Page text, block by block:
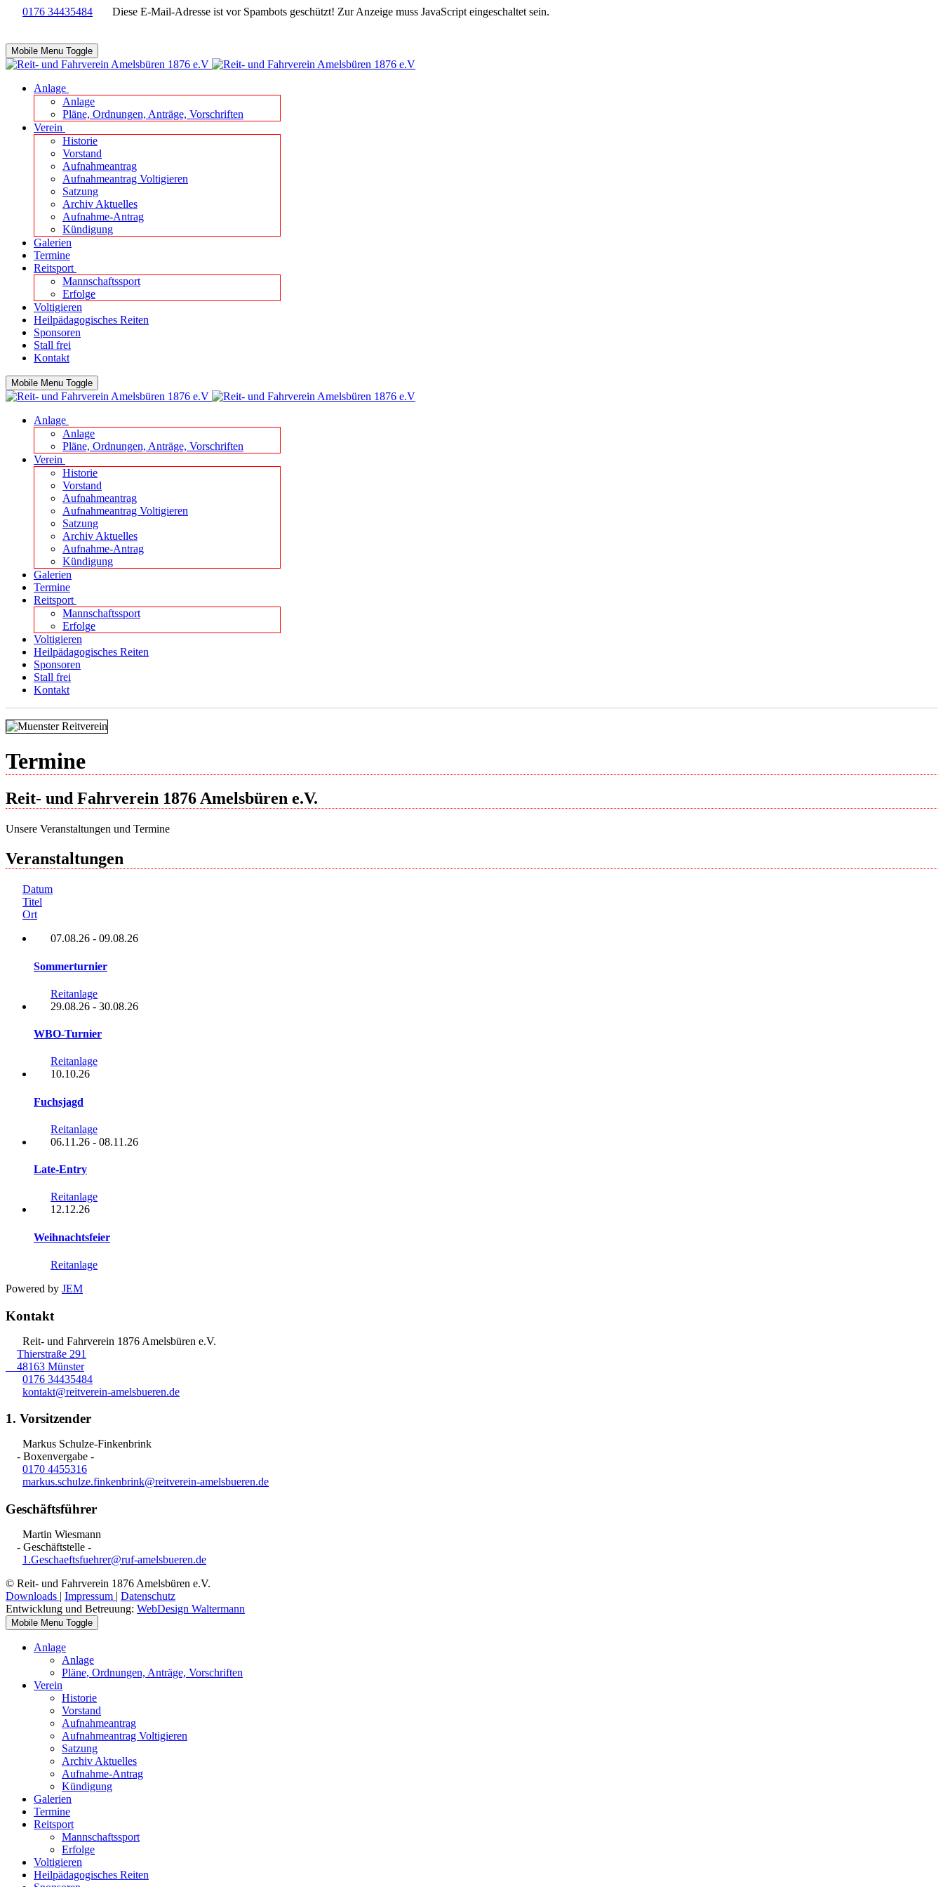
0176 34435484 Diese E-Mail-Adresse ist vor Spambots geschützt! Zur Anzeige muss JavaScript eingeschaltet sein.
Mobile Menu Toggle
Anlage
Anlage
Pläne, Ordnungen, Anträge, Vorschriften
Verein
Historie
Vorstand
Aufnahmeantrag
Aufnahmeantrag Voltigieren
Satzung
Archiv Aktuelles
Aufnahme-Antrag
Kündigung
Galerien
Termine
Reitsport
Mannschaftssport
Erfolge
Voltigieren
Heilpädagogisches Reiten
Sponsoren
Stall frei
Kontakt
Mobile Menu Toggle
Anlage
Anlage
Pläne, Ordnungen, Anträge, Vorschriften
Verein
Historie
Vorstand
Aufnahmeantrag
Aufnahmeantrag Voltigieren
Satzung
Archiv Aktuelles
Aufnahme-Antrag
Kündigung
Galerien
Termine
Reitsport
Mannschaftssport
Erfolge
Voltigieren
Heilpädagogisches Reiten
Sponsoren
Stall frei
Kontakt
Termine
Reit- und Fahrverein 1876 Amelsbüren e.V.
Unsere Veranstaltungen und Termine
Veranstaltungen
Datum
Titel
Ort
07.08.26 - 09.08.26
Sommerturnier
Reitanlage
29.08.26 - 30.08.26
WBO-Turnier
Reitanlage
10.10.26
Fuchsjagd
Reitanlage
06.11.26 - 08.11.26
Late-Entry
Reitanlage
12.12.26
Weihnachtsfeier
Reitanlage
Powered by JEM
Kontakt
Reit- und Fahrverein 1876 Amelsbüren e.V.
Thierstraße 291
48163 Münster
0176 34435484
kontakt@reitverein-amelsbueren.de
1. Vorsitzender
Markus Schulze-Finkenbrink
- Boxenvergabe -
0170 4455316
markus.schulze.finkenbrink@reitverein-amelsbueren.de
Geschäftsführer
Martin Wiesmann
- Geschäftstelle -
1.Geschaeftsfuehrer@ruf-amelsbueren.de
© Reit- und Fahrverein 1876 Amelsbüren e.V.
Downloads | Impressum | Datenschutz
Entwicklung und Betreuung: WebDesign Waltermann
Mobile Menu Toggle
Anlage
Anlage
Pläne, Ordnungen, Anträge, Vorschriften
Verein
Historie
Vorstand
Aufnahmeantrag
Aufnahmeantrag Voltigieren
Satzung
Archiv Aktuelles
Aufnahme-Antrag
Kündigung
Galerien
Termine
Reitsport
Mannschaftssport
Erfolge
Voltigieren
Heilpädagogisches Reiten